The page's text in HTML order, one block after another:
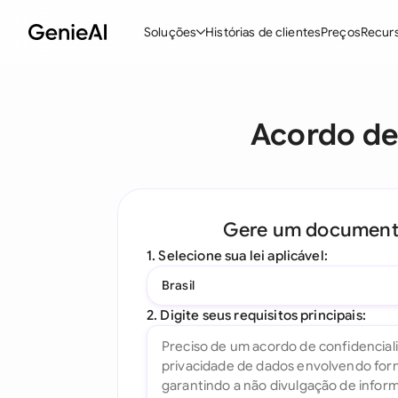
Soluções
Criar Contratos
Pergunte ao seu Documento
Todos os recursos
Histórias de clientesPreços
Acordo
Gere um
1. Selecione sua lei aplicável:
Brasil
2. Digite seus requisitos principais: